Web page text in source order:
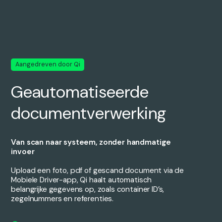
Aangedreven door Qi
Geautomatiseerde
documentverwerking
Van scan naar systeem, zonder handmatige
invoer
Upload een foto, pdf of gescand document via de
Mobiele Driver-app, Qi haalt automatisch
belangrijke gegevens op, zoals container ID’s,
zegelnummers en referenties.